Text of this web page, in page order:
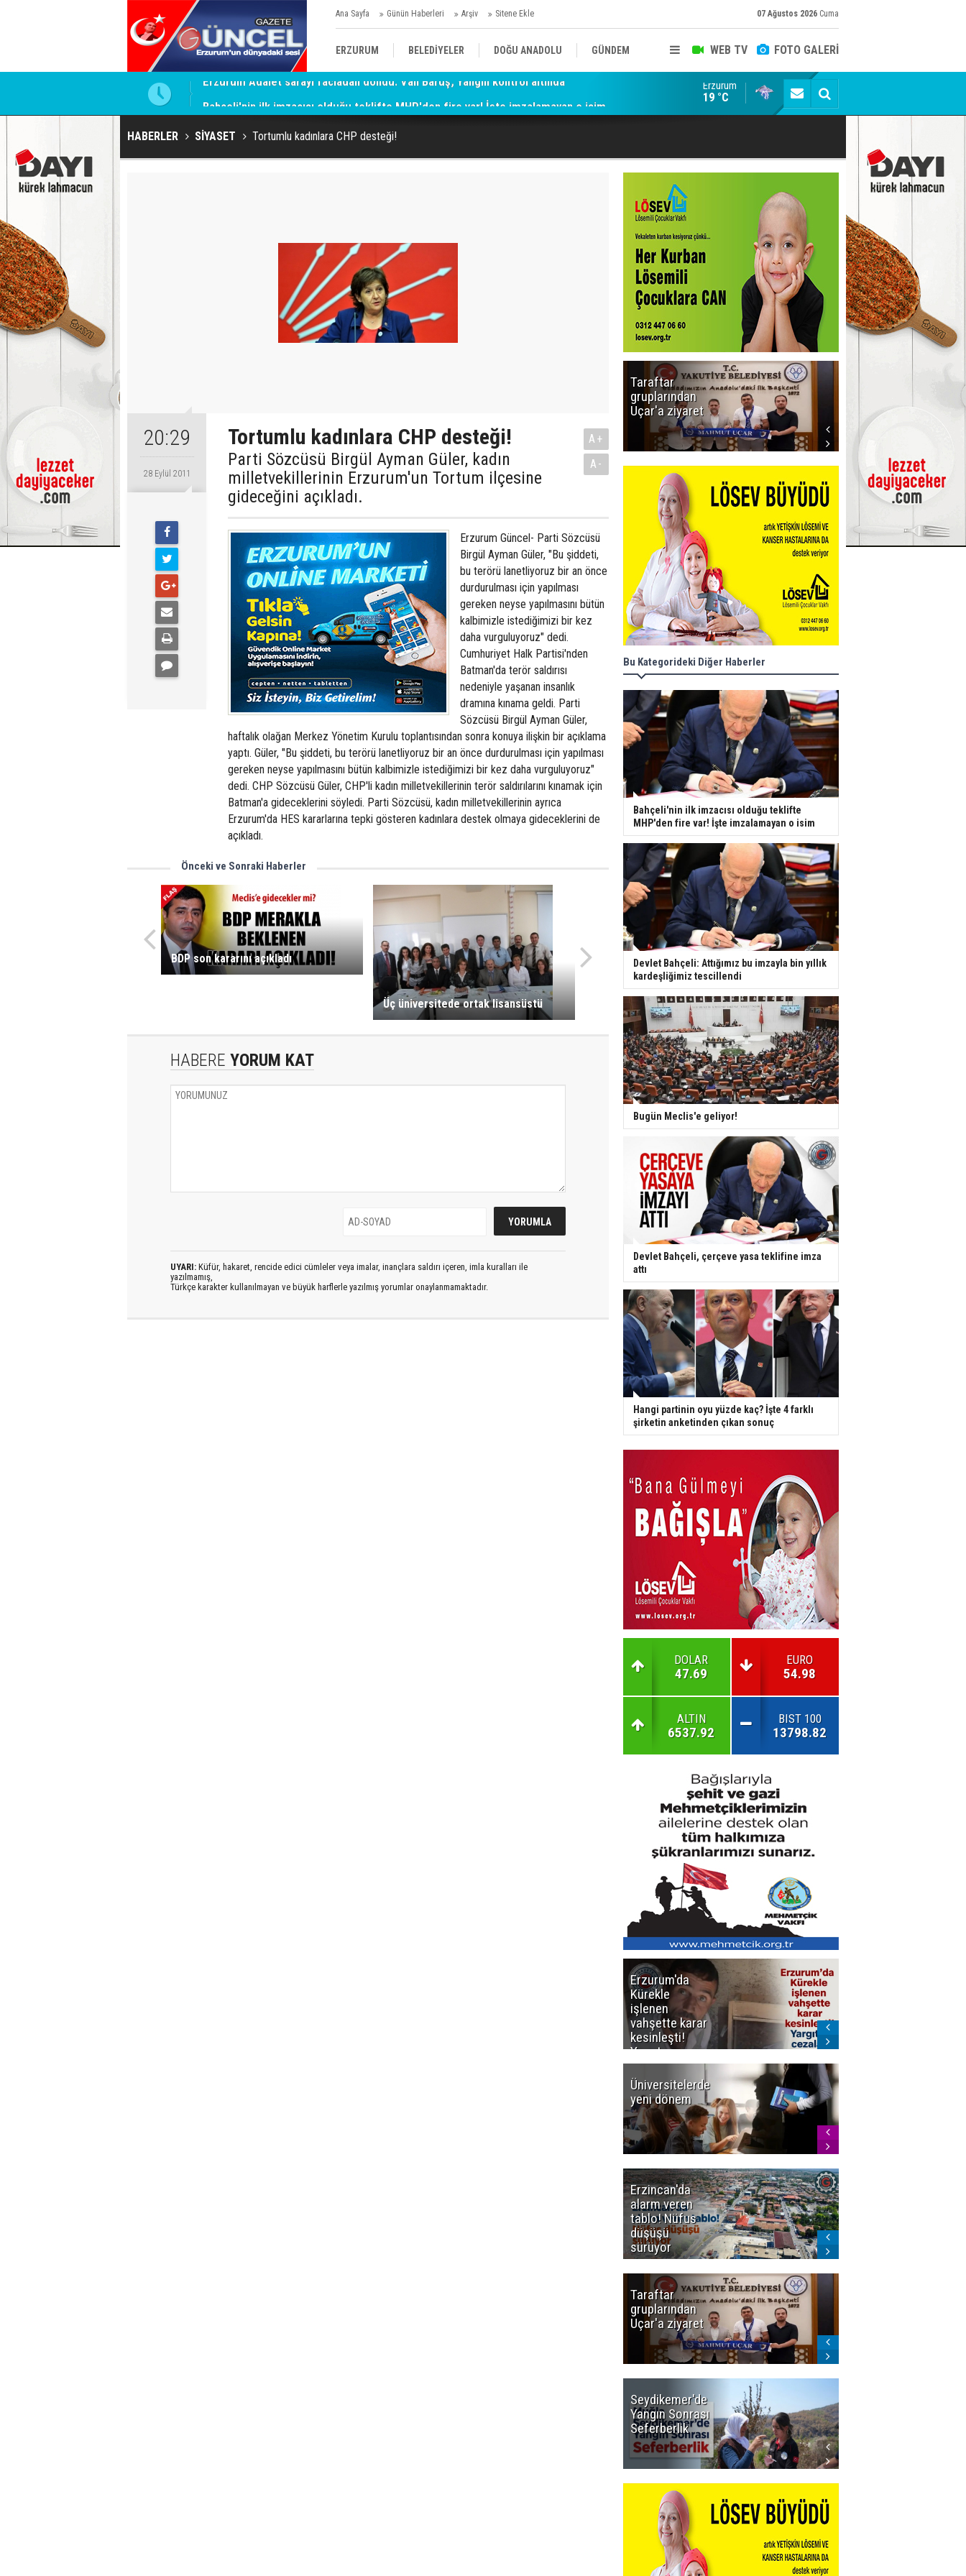
Ana Sayfa Günün Haberleri Arşiv Sitene Ekle 07 Ağustos 2026 Cuma
WEB TV FOTO GALERİ
ERZURUM BELEDİYELER DOĞU ANADOLU GÜNDEM
KÜLTÜR/SANAT//MAĞAZİN
Bahçeli'nin ilk imzacısı olduğu teklifte MHP'den fire var! İşte imzalamayan o isim Siyaset-Sermaye Çizgisinde Haklılığın Resmi:
Erzurum
19 °C
HABERLER SİYASET Tortumlu kadınlara CHP desteği!
20:29
28 Eylül 2011
Tortumlu kadınlara CHP desteği!
Parti Sözcüsü Birgül Ayman Güler, kadın
milletvekillerinin Erzurum'un Tortum ilçesine
gideceğini açıkladı.
A+
A-
Erzurum Güncel- Parti Sözcüsü
Birgül Ayman Güler, "Bu şiddeti,
bu terörü lanetliyoruz bir an önce
durdurulması için yapılması
gereken neyse yapılmasını bütün
kalbimizle istediğimizi bir kez
daha vurguluyoruz" dedi.
Cumhuriyet Halk Partisi'nden
Batman'da terör saldırısı
nedeniyle yaşanan insanlık
dramına kınama geldi. Parti
Sözcüsü Birgül Ayman Güler,
haftalık olağan Merkez Yönetim Kurulu toplantısından sonra konuya ilişkin bir açıklama
yaptı. Güler, "Bu şiddeti, bu terörü lanetliyoruz bir an önce durdurulması için yapılması
gereken neyse yapılmasını bütün kalbimizle istediğimizi bir kez daha vurguluyoruz"
dedi. CHP Sözcüsü Güler, CHP'li kadın milletvekillerinin terör saldırılarını kınamak için
Batman'a gideceklerini söyledi. Parti Sözcüsü, kadın milletvekillerinin ayrıca
Erzurum'da HES kararlarına tepki gösteren kadınlara destek olmaya gideceklerini de
açıkladı.
Önceki ve Sonraki Haberler
BDP son kararını açıkladı
Üç üniversitede ortak lisansüstü
HABERE YORUM KAT
UYARI: Küfür, hakaret, rencide edici cümleler veya imalar, inançlara saldırı içeren, imla kuralları ile
yazılmamış,
Türkçe karakter kullanılmayan ve büyük harflerle yazılmış yorumlar onaylanmamaktadır.
Taraftar
gruplarından
Uçar'a ziyaret
başlıyor! İlk
düdük Bolu'da
çalacak
Bu Kategorideki Diğer Haberler
Bahçeli'nin ilk imzacısı olduğu teklifte
MHP'den fire var! İşte imzalamayan o isim
Devlet Bahçeli: Attığımız bu imzayla bin yıllık
kardeşliğimiz tescillendi
Bugün Meclis'e geliyor!
Devlet Bahçeli, çerçeve yasa teklifine imza
attı
Hangi partinin oyu yüzde kaç? İşte 4 farklı
şirketin anketinden çıkan sonuç
DOLAR
47.69
EURO
54.98
ALTIN
6537.92
BIST 100
13798.82
Erzurum'da
Kürekle
işlenen
vahşette karar
kesinleşti!
Yargıtay
cezaları onadı
Üniversitelerde
yeni dönem
Erzincan'da
alarm veren
tablo! Nüfus
düşüşü
sürüyor
Taraftar
gruplarından
Uçar'a ziyaret
Seydikemer'de
Yangın Sonrası
Seferberlik